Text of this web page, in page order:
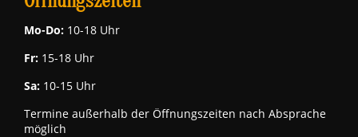
Mo-Do: 10-18 Uhr
Fr: 15-18 Uhr
Sa: 10-15 Uhr
Termine außerhalb der Öffnungszeiten nach Absprache
möglich